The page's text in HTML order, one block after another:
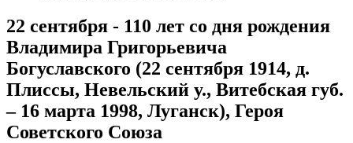
22 сентября - 110 лет со дня рождения
Владимира Григорьевича
Богуславского (22 сентября 1914, д.
Плиссы, Невельский у., Витебская губ.
– 16 марта 1998, Луганск), Героя
Советского Союза